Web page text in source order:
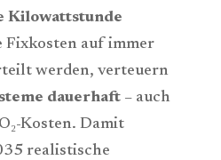
Kilowattstunde
Fixkosten auf immer
werden, verteuern
dauerhaft– auch
Kosten. Damit
realistische